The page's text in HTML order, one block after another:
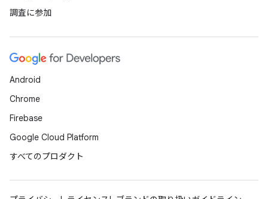
調査に参加
Android
Chrome
Firebase
Google Cloud Platform
すべてのプロダクト